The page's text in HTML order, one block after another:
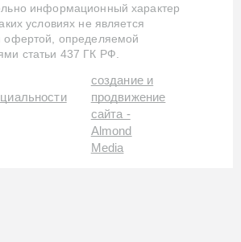
информационный характер
условиях не является
офертой, определяемой
статьи 437 ГК РФ.
создание и
продвижение
сайта -
Almond
Media